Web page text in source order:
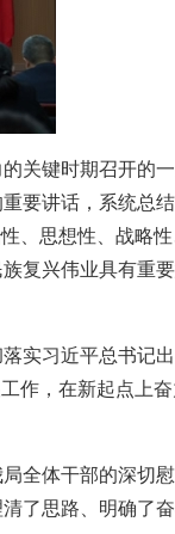
关键时期召开的一
要讲话，系统总
、思想性、战略
复兴伟业具有重
实习近平总书记
作，在新起点上
全体干部的深切
了思路、明确了